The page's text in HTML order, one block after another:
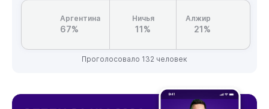
Аргентина
67%
Ничья
11%
Алжир
21%
Проголосовало 132 человек